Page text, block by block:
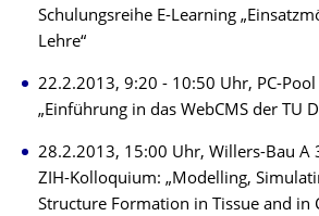
Schulungsreihe E-Learning
Lehre“
22.2.2013, 9:20 - 10:50 Uhr, PC-Pool
„Einführung in das WebCMS der TU
28.2.2013, 15:00 Uhr, Willers-Bau A
ZIH-Kolloquium: „Modelling,
Structure Formation in Tissue and in